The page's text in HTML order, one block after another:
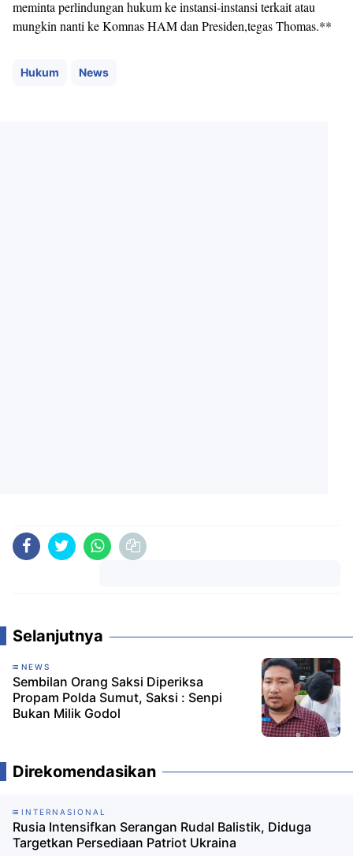
meminta perlindungan hukum ke instansi-instansi terkait atau
mungkin nanti ke Komnas HAM dan Presiden,tegas Thomas.**
Hukum News
Selanjutnya
NEWS
Sembilan Orang Saksi Diperiksa
Propam Polda Sumut, Saksi : Senpi
Bukan Milik Godol
Direkomendasikan
INTERNASIONAL
Rusia Intensifkan Serangan Rudal Balistik, Diduga
Targetkan Persediaan Patriot Ukraina